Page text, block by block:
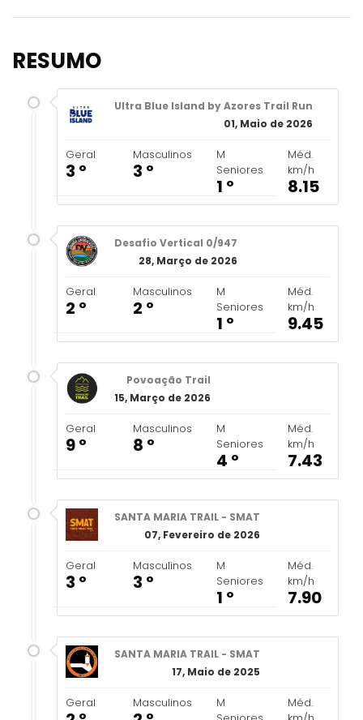
RESUMO
Ultra Blue Island by Azores Trail Run
01, Maio de 2026
Geral
3 º
Masculinos
3 º
M
Seniores
1 º
Méd.
km/h
8.15
Desafio Vertical 0/947
28, Março de 2026
Geral
2 º
Masculinos
2 º
M
Seniores
1 º
Méd.
km/h
9.45
Povoação Trail
15, Março de 2026
Geral
9 º
Masculinos
8 º
M
Seniores
4 º
Méd.
km/h
7.43
SANTA MARIA TRAIL - SMAT
07, Fevereiro de 2026
Geral
3 º
Masculinos
3 º
M
Seniores
1 º
Méd.
km/h
7.90
SANTA MARIA TRAIL - SMAT
17, Maio de 2025
Geral Masculinos
M
Méd.